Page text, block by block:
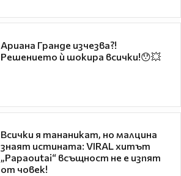
Ариана Гранде изчезва?!
Решението ѝ шокира всички!😯💥
Всички я тананикат, но малцина
знаят истината: VIRAL хитът
„Papaoutai“ всъщност не е изпят
от човек!